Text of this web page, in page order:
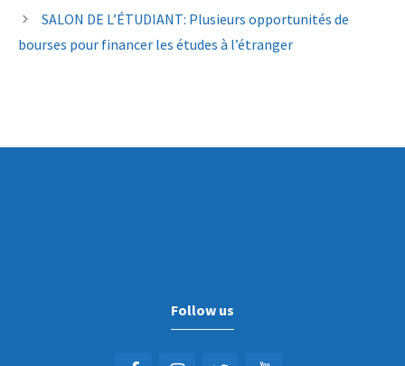
SALON DE L’ÉTUDIANT: Plusieurs opportunités de
bourses pour financer les études à l’étranger
Follow us